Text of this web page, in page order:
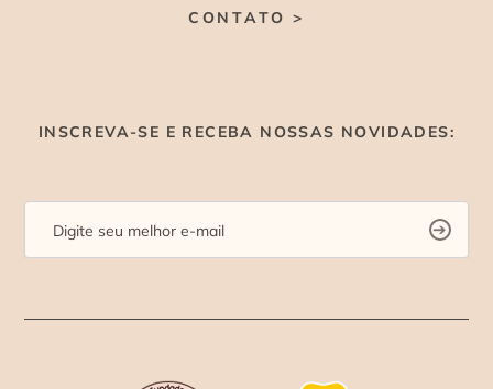
CONTATO >
INSCREVA-SE E RECEBA NOSSAS NOVIDADES: